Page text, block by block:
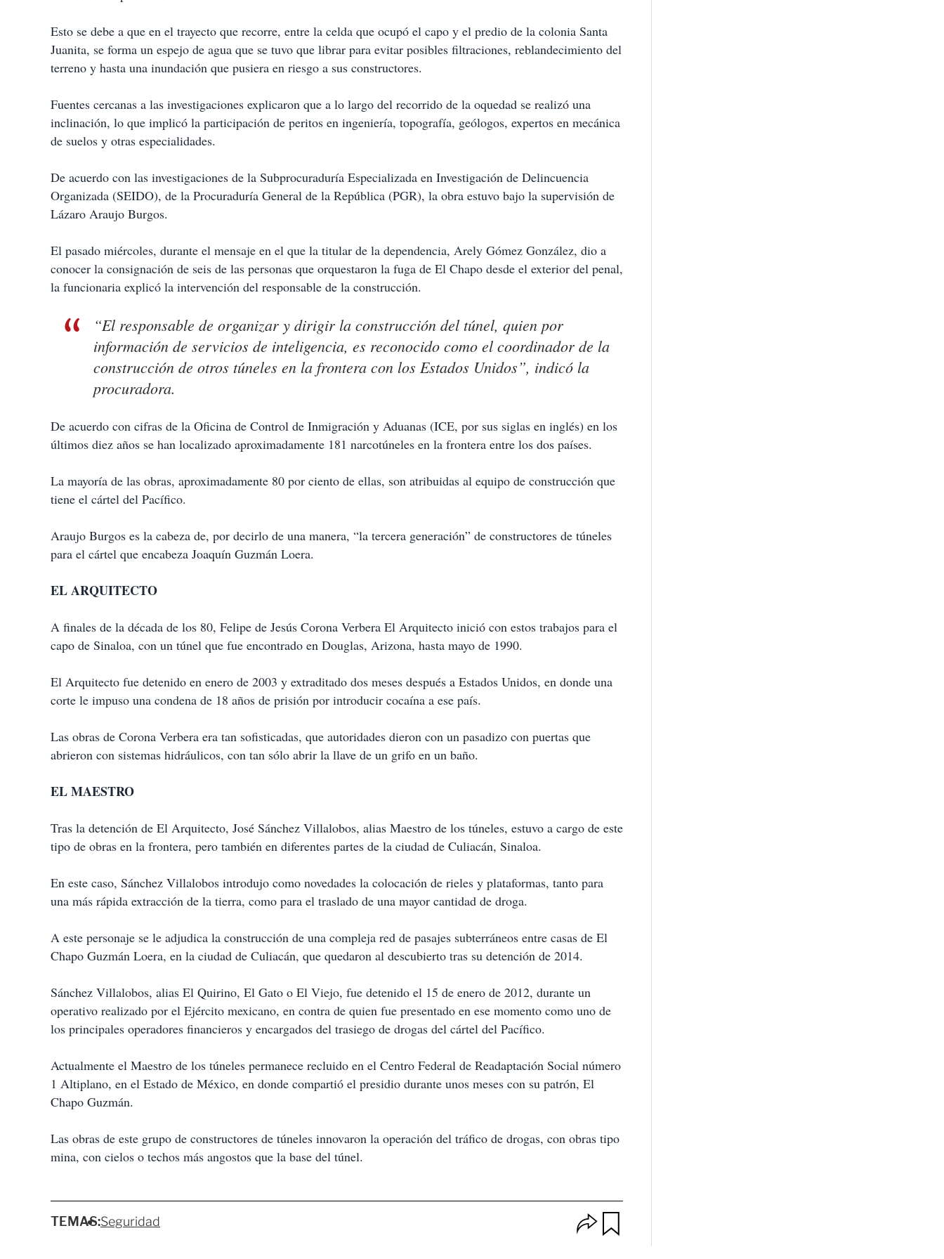
Esto se debe a que en el trayecto que recorre, entre la celda que ocupó el capo y el predio de la colonia Santa
Juanita, se forma un espejo de agua que se tuvo que librar para evitar posibles filtraciones, reblandecimiento del
terreno y hasta una inundación que pusiera en riesgo a sus constructores.
Fuentes cercanas a las investigaciones explicaron que a lo largo del recorrido de la oquedad se realizó una
inclinación, lo que implicó la participación de peritos en ingeniería, topografía, geólogos, expertos en mecánica
de suelos y otras especialidades.
De acuerdo con las investigaciones de la Subprocuraduría Especializada en Investigación de Delincuencia
Organizada (SEIDO), de la Procuraduría General de la República (PGR), la obra estuvo bajo la supervisión de
Lázaro Araujo Burgos.
El pasado miércoles, durante el mensaje en el que la titular de la dependencia, Arely Gómez González, dio a
conocer la consignación de seis de las personas que orquestaron la fuga de El Chapo desde el exterior del penal,
la funcionaria explicó la intervención del responsable de la construcción.
“El responsable de organizar y dirigir la construcción del túnel, quien por
información de servicios de inteligencia, es reconocido como el coordinador de la
construcción de otros túneles en la frontera con los Estados Unidos”, indicó la
procuradora.
De acuerdo con cifras de la Oficina de Control de Inmigración y Aduanas (ICE, por sus siglas en inglés) en los
últimos diez años se han localizado aproximadamente 181 narcotúneles en la frontera entre los dos países.
La mayoría de las obras, aproximadamente 80 por ciento de ellas, son atribuidas al equipo de construcción que
tiene el cártel del Pacífico.
Araujo Burgos es la cabeza de, por decirlo de una manera, “la tercera generación” de constructores de túneles
para el cártel que encabeza Joaquín Guzmán Loera.
EL ARQUITECTO
A finales de la década de los 80, Felipe de Jesús Corona Verbera El Arquitecto inició con estos trabajos para el
capo de Sinaloa, con un túnel que fue encontrado en Douglas, Arizona, hasta mayo de 1990.
El Arquitecto fue detenido en enero de 2003 y extraditado dos meses después a Estados Unidos, en donde una
corte le impuso una condena de 18 años de prisión por introducir cocaína a ese país.
Las obras de Corona Verbera era tan sofisticadas, que autoridades dieron con un pasadizo con puertas que
abrieron con sistemas hidráulicos, con tan sólo abrir la llave de un grifo en un baño.
EL MAESTRO
Tras la detención de El Arquitecto, José Sánchez Villalobos, alias Maestro de los túneles, estuvo a cargo de este
tipo de obras en la frontera, pero también en diferentes partes de la ciudad de Culiacán, Sinaloa.
En este caso, Sánchez Villalobos introdujo como novedades la colocación de rieles y plataformas, tanto para
una más rápida extracción de la tierra, como para el traslado de una mayor cantidad de droga.
A este personaje se le adjudica la construcción de una compleja red de pasajes subterráneos entre casas de El
Chapo Guzmán Loera, en la ciudad de Culiacán, que quedaron al descubierto tras su detención de 2014.
Sánchez Villalobos, alias El Quirino, El Gato o El Viejo, fue detenido el 15 de enero de 2012, durante un
operativo realizado por el Ejército mexicano, en contra de quien fue presentado en ese momento como uno de
los principales operadores financieros y encargados del trasiego de drogas del cártel del Pacífico.
Actualmente el Maestro de los túneles permanece recluido en el Centro Federal de Readaptación Social número
1 Altiplano, en el Estado de México, en donde compartió el presidio durante unos meses con su patrón, El
Chapo Guzmán.
Las obras de este grupo de constructores de túneles innovaron la operación del tráfico de drogas, con obras tipo
mina, con cielos o techos más angostos que la base del túnel.
TEMAS:Seguridad
p